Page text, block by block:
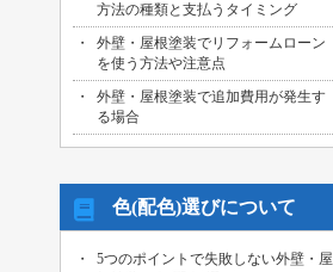
方法の種類と支払うタイミング
外壁・屋根塗装でリフォームローン
を使う方法や注意点
外壁・屋根塗装で追加費用が発生す
る場合
色(配色)選びについて
5つのポイントで失敗しない外壁・屋